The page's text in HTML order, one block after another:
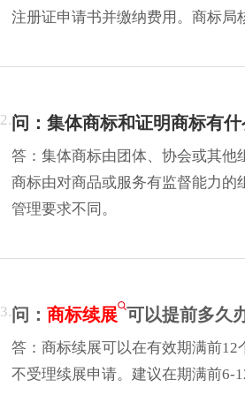
注册证申请书并缴纳费用。商标局
2.问：集体商标和证明商标有什
答：集体商标由团体、协会或其他
商标由对商品或服务有监督能力的
管理要求不同。
3.问： 商标续展 可以提前多久
答：商标续展可以在有效期满前
不受理续展申请。建议在期满前6-